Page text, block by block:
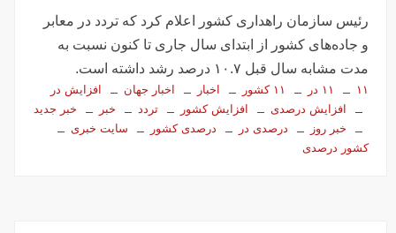
سفر فوری وزیر خارجه پاکستان درباره توافق ایران
اولین جلسه امنیتی ایران و امارات پس از جنگ؟!
جاسوسی اسرائیل از مقامات آمریکا در خصوص ایران
سفره عقدی که با پهپاد در میدان انقلاب برپا شد
این سه نفر بد اخلاق‌ترین ایرانی‌های ۲۴ ساعت اخیر هستند
رئیس سازمان راهداری کشور اعلام کرد که تردد در معابر
و جاده‌های کشور از ابتدای سال جاری تا کنون نسبت به
مدت مشابه سال قبل ۱۰.۷ درصد رشد داشته است.
۱۱ ۱۱ در ۱۱ کشور اخبار اخبار جهان
افزایش در
افزایش درصدی
افزایش کشور تردد خبر
خبر جدید
خبر روز
درصدی در درصدی کشور
سایت خبری
کشور درصدی